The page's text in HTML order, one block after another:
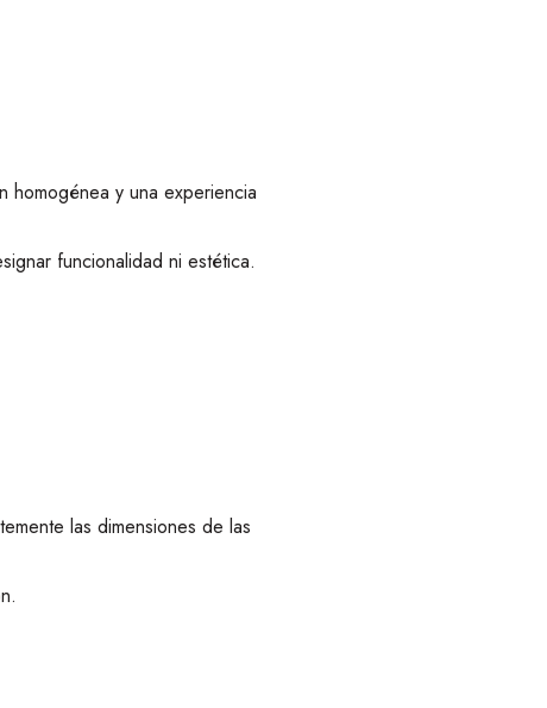
homogénea y una experiencia
funcionalidad ni estética.
las dimensiones de las